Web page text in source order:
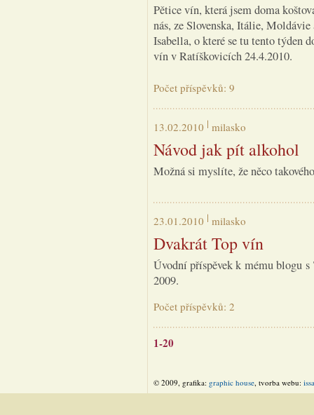
Pětice vín, která jsem doma
nás, ze Slovenska, Itálie,
Isabella, o které se tu tento týden
vín v Ratíškovicích 24.4.2010.
Počet příspěvků: 9
13.02.2010 milasko
Návod jak pít alkohol
Možná si myslíte, že něco
23.01.2010 milasko
Dvakrát Top vín
Úvodní příspěvek k mému blogu s
2009.
Počet příspěvků: 2
1-20
© 2009, grafika: graphic house, tvorba webu: